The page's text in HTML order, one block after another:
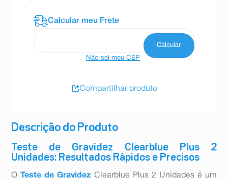
Descrição do Produto
Teste de Gravidez Clearblue Plus 2
Unidades: Resultados Rápidos e Precisos
O Teste de Gravidez Clearblue Plus 2 Unidades é um
Não sei meu CEP
Compartilhar produto